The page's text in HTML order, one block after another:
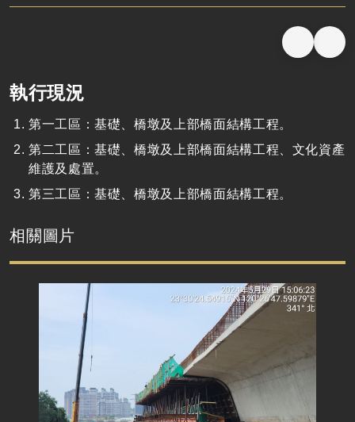
執行現況
第一工區：基礎、橋墩及上部橋面結構工程。
第二工區：基礎、橋墩及上部橋面結構工程、文化資產
維護及處置。
第三工區：基礎、橋墩及上部橋面結構工程。
相關圖片